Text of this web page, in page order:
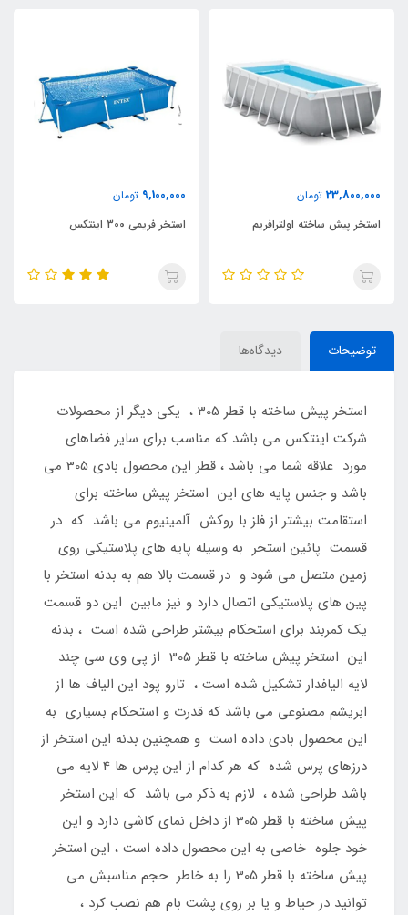
9,100,000 تومان
استخر فریمی 300 اینتکس
استخر بادی ایزی ست با قطر 457
توضیحات دیدگاه‌ها
استخر پیش ساخته با قطر 305 ، یکی دیگر از محصولات
شرکت اینتکس می باشد که مناسب برای سایر فضاهای
مورد علاقه شما می باشد ، قطر این محصول بادی 305 می
باشد و جنس پایه های این استخر پیش ساخته برای
استقامت بیشتر از فلز با روکش آلمینیوم می باشد که در
قسمت پائین استخر به وسیله پایه های پلاستیکی روی
زمین متصل می شود و در قسمت بالا هم به بدنه استخر با
پین های پلاستیکی اتصال دارد و نیز مابین این دو قسمت
یک کمربند برای استحکام بیشتر طراحی شده است ، بدنه
این استخر پیش ساخته با قطر 305 از پی وی سی چند
لایه الیافدار تشکیل شده است ، تارو پود این الیاف ها از
ابریشم مصنوعی می باشد که قدرت و استحکام بسیاری به
این محصول بادی داده است و همچنین بدنه این استخر از
درزهای پرس شده که هر کدام از این پرس ها 4 لایه می
باشد طراحی شده ، لازم به ذکر می باشد که این استخر
پیش ساخته با قطر 305 از داخل نمای کاشی دارد و این
خود جلوه خاصی به این محصول داده است ، این استخر
پیش ساخته با قطر 305 را به خاطر حجم مناسبش می
توانید در حیاط و یا بر روی پشت بام هم نصب کرد ،